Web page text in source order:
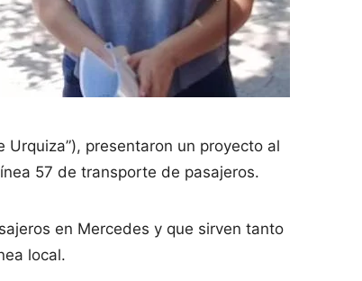
Urquiza”), presentaron un proyecto al
57 de transporte de pasajeros.
en Mercedes y que sirven tanto
local.